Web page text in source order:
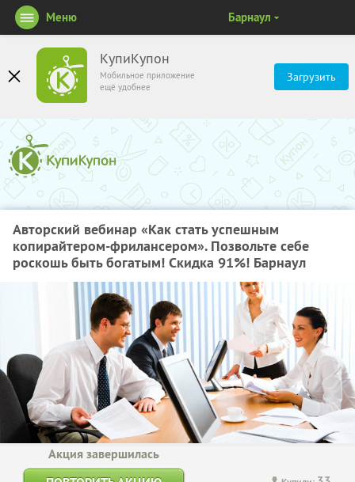
КупиКупон
Мобильное приложение
ещё удобнее
Загрузить
Меню Барнаул
Авторский вебинар «Как стать успешным
копирайтером-фрилансером». Позвольте себе
роскошь быть богатым! Скидка 91%! Барнаул
Акция завершилась